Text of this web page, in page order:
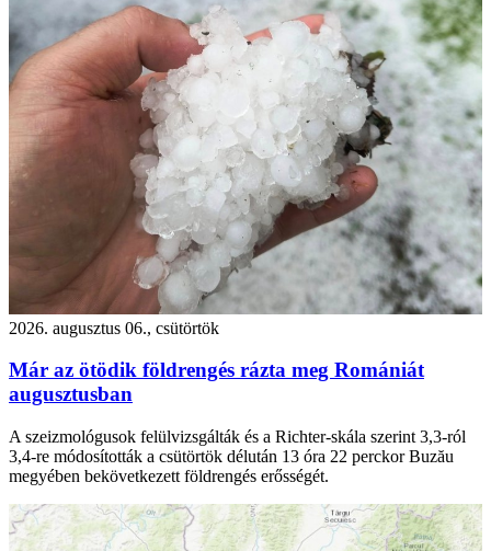
2026. augusztus 06., csütörtök
Már az ötödik földrengés rázta meg Romániát
augusztusban
A szeizmológusok felülvizsgálták és a Richter-skála szerint 3,3-ról
3,4-re módosították a csütörtök délután 13 óra 22 perckor Buzău
megyében bekövetkezett földrengés erősségét.